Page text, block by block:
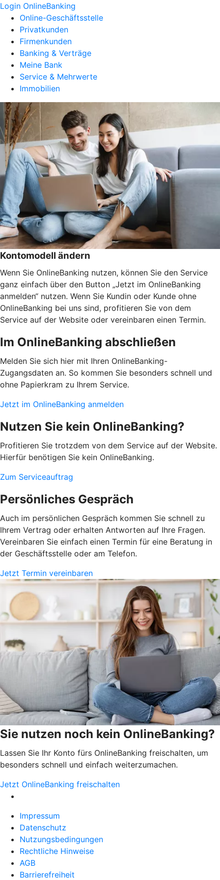
Login OnlineBanking
Online-Geschäftsstelle
Privatkunden
Firmenkunden
Banking & Verträge
Meine Bank
Service & Mehrwerte
Immobilien
Kontomodell ändern
Wenn Sie OnlineBanking nutzen, können Sie den Service
ganz einfach über den Button „Jetzt im OnlineBanking
anmelden“ nutzen. Wenn Sie Kundin oder Kunde ohne
OnlineBanking bei uns sind, profitieren Sie von dem
Service auf der Website oder vereinbaren einen Termin.
Im OnlineBanking abschließen
Melden Sie sich hier mit Ihren OnlineBanking-
Zugangsdaten an. So kommen Sie besonders schnell und
ohne Papierkram zu Ihrem Service.
Jetzt im OnlineBanking anmelden
Nutzen Sie kein OnlineBanking?
Profitieren Sie trotzdem von dem Service auf der Website.
Hierfür benötigen Sie kein OnlineBanking.
Zum Serviceauftrag
Persönliches Gespräch
Auch im persönlichen Gespräch kommen Sie schnell zu
Ihrem Vertrag oder erhalten Antworten auf Ihre Fragen.
Vereinbaren Sie einfach einen Termin für eine Beratung in
der Geschäftsstelle oder am Telefon.
Jetzt Termin vereinbaren
Sie nutzen noch kein OnlineBanking?
Lassen Sie Ihr Konto fürs OnlineBanking freischalten, um
besonders schnell und einfach weiterzumachen.
Jetzt OnlineBanking freischalten
Impressum
Datenschutz
Nutzungsbedingungen
Rechtliche Hinweise
AGB
Barrierefreiheit